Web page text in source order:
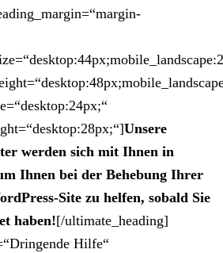
Unsere
werden sich mit Ihnen in
Ihnen bei der Behebung Ihrer
Site zu helfen, sobald Sie
haben![/ultimate_heading]
Hilfe“